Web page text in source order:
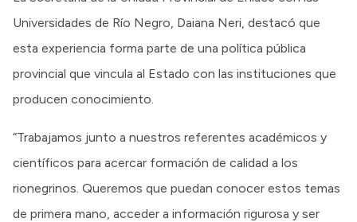
Universidades de Río Negro, Daiana Neri, destacó que
esta experiencia forma parte de una política pública
provincial que vincula al Estado con las instituciones que
producen conocimiento.
“Trabajamos junto a nuestros referentes académicos y
científicos para acercar formación de calidad a los
rionegrinos. Queremos que puedan conocer estos temas
de primera mano, acceder a información rigurosa y ser